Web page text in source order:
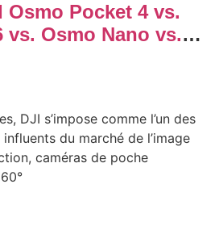
Osmo Pocket 4 vs.
vs. Osmo Nano vs.
DJI s’impose comme l’un des
du marché de l’image
caméras de poche